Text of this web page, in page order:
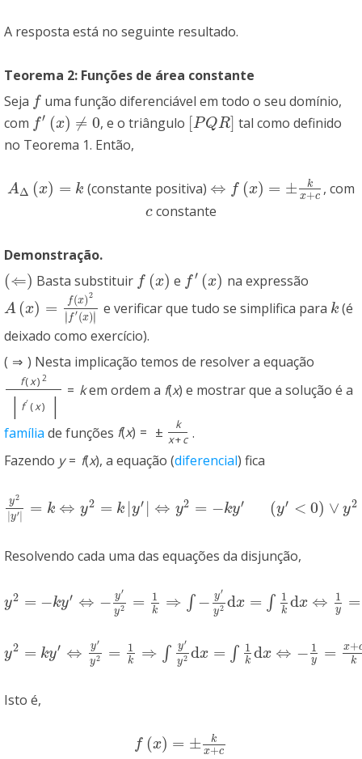
A resposta está no seguinte resultado.
Teorema 2: Funções de área constante
Seja f
f uma função diferenciável em todo o seu domínio,
com f′ (x) ≠ 0
f′(x )≠0 , e o triângulo [PQR]
PQR]
tal como definido
no Teorema 1. Então,
AΔ (x) = k
AΔ( x)=k (constante positiva) ⇔ f (x) = ±
k
x+c
⇔f x) =±k x+c , com
c
cconstante
Demonstração.
(⇐)
(⇐) Basta substituir f (x)
f( x) e f′ (x)
f′(x) na expressão
A (x) = f(x)2
∣∣ f′(x)∣∣
A( x)=f x)2 |f′(x)| e verificar que tudo se simplifica para k
k (é
deixado como exercício).
( ⇒ ) Nesta implicação temos de resolver a equação
f(x) 2
| f′ (x) | = kem ordem a f(x) e mostrar que a solução é a
família de funções f(x) = ±
k
x+c .
Fazendo y = f(x), a equação (diferencial) fica
y2
|y′| = k ⇔ y2 = k |y′ | ⇔ y2 = −ky′ (y′ < 0) ∨ y2
y2| y′| =k ⇔y 2=k |y |⇔y2 =−k y′(y <0 ∨y2=k ′>0
Resolvendo cada uma das equações da disjunção,
y2 = −ky′ ⇔ − y′
y2 = 1
k ⇒ ∫ − y′
y2 dx = ∫ 1
k dx ⇔ 1
y =
y2= −k y′⇔−y y2= 1k⇒∫ −y y2 dx= 1 kdx⇔1y= x+ k ⇔y=k x+c
y2 = ky′ ⇔ y′
y2 = 1
k ⇒ ∫ y′
y2 dx = ∫ 1
k dx ⇔ − 1
y = x+
k
y2= ky ′⇔y y2= 1k⇒∫y y2 dx= 1 kdx⇔− 1y =x +ck⇔ y=− kx+
Isto é,
f (x) = ±
k
x+c
f( x)=± kx+c